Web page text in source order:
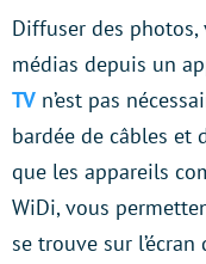
Diffuser des
médias depuis un
TV n’est pas
bardée de câbles et
que les appareils
WiDi, vous
se trouve sur